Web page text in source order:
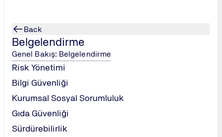
Back
Belgelendirme
Genel Bakış: Belgelendirme
Risk Yönetimi
Bilgi Güvenliği
Kurumsal Sosyal Sorumluluk
Gıda Güvenliği
Sürdürebilirlik